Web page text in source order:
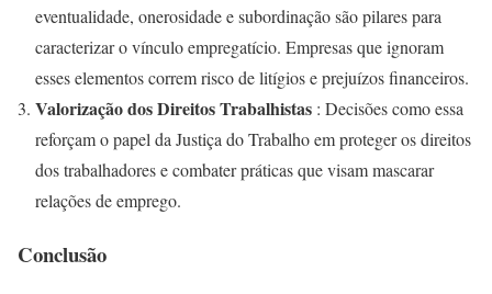
eventualidade, onerosidade e subordinação são pilares para
caracterizar o vínculo empregatício. Empresas que ignoram
esses elementos correm risco de litígios e prejuízos financeiros.
Valorização dos Direitos Trabalhistas : Decisões como essa
reforçam o papel da Justiça do Trabalho em proteger os direitos
dos trabalhadores e combater práticas que visam mascarar
relações de emprego.
Conclusão